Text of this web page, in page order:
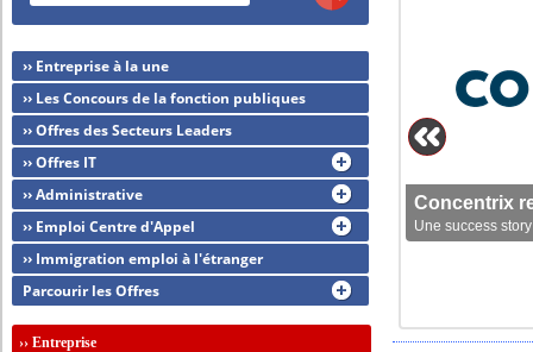
Concentrix
Une success
›› Entreprise à la une
›› Les Concours de la fonction publiques
›› Offres des Secteurs Leaders
›› Offres IT
›› Administrative
›› Emploi Centre d'Appel
›› Immigration emploi à l'étranger
Parcourir les Offres
››Entreprise